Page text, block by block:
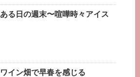
ある日の週末〜喧嘩時々アイス
ワイン畑で早春を感じる